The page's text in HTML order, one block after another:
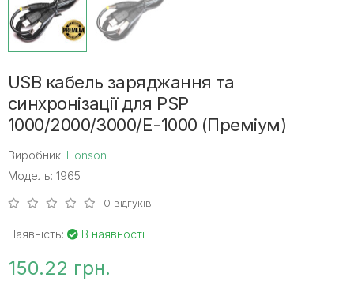
USB кабель заряджання та
синхронізації для PSP
1000/2000/3000/E-1000 (Преміум)
Виробник: Honson
Модель: 1965
0 відгуків
Наявність: В наявності
150.22 грн.